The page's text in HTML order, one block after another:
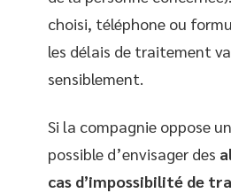
choisi, téléphone ou
les délais de traitement
sensiblement.
Si la compagnie oppose
possible d’envisager des
cas d’impossibilité de